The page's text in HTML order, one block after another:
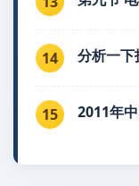
14 分析一下
15 2011年